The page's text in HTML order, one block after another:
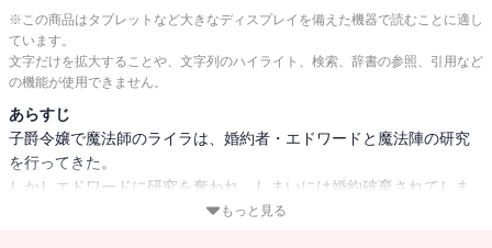
※この商品はタブレットなど大きなディスプレイを備えた機器で読むことに適し
ています。
文字だけを拡大することや、文字列のハイライト、検索、辞書の参照、引用など
の機能が使用できません。
あらすじ
子爵令嬢で魔法師のライラは、婚約者・エドワードと魔法陣の研究
を行ってきた。
しかしエドワードに研究を奪われ、しまいには婚約破棄されてしま
もっと見る